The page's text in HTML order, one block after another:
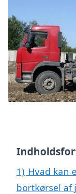
1) Hvad kan
bortkørsel af